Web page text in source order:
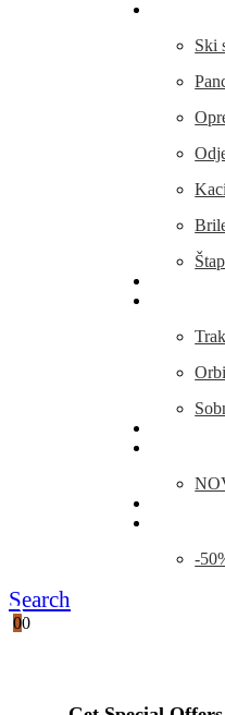
Ski
-
Search
00